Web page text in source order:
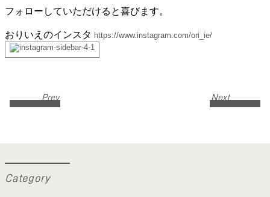
フォローしていただけると喜びます。
おりいえのインスタ https://www.instagram.com/ori_ie/
Prev Next
Category